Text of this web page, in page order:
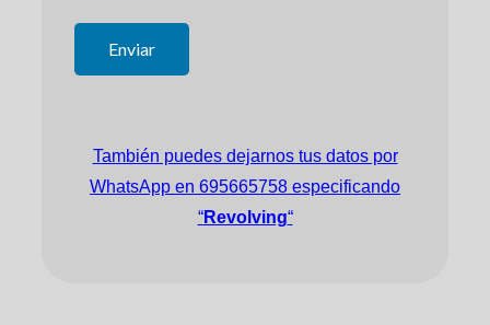
También puedes dejarnos tus datos por
WhatsApp en 695665758 especificando
“Revolving“